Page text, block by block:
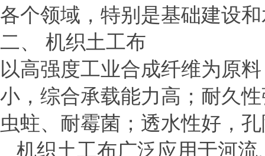
各个领域，特别是基础建设
二、
机织土工布
以高强度工业合成纤维为原
小，综合承载能力高；耐久
虫蛀、耐霉菌；透水性好，
机织土工布广泛应用于河